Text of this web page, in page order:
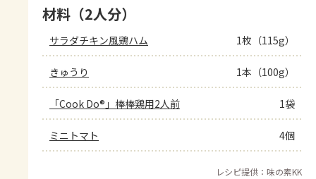
材料（2人分）
サラダチキン風鶏ハム 1枚（115g）
きゅうり 1本（100g）
「Cook Do®」棒棒鶏用2人前 1袋
ミニトマト 4個
レシピ提供：味の素KK